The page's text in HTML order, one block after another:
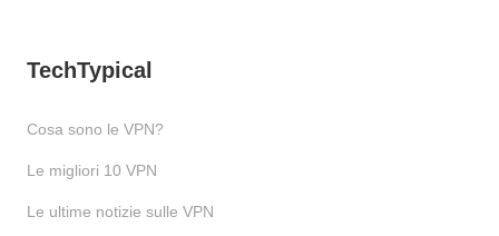
TechTypical
Cosa sono le VPN?
Le migliori 10 VPN
Le ultime notizie sulle VPN